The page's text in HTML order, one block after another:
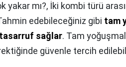
yakar mı?, İki kombi türü
edebileceğiniz gibi tam
sağlar. Tam
güvenle tercih